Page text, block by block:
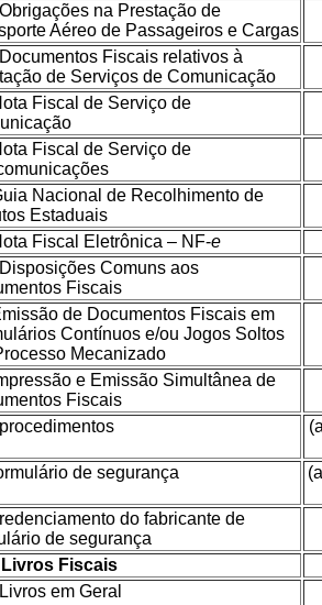
na Prestação de
Aéreo de Passageiros e Cargas
Fiscais relativos à
de Serviços de Comunicação
Fiscal de Serviço de
Fiscal de Serviço de
Nacional de Recolhimento de
Estaduais
Fiscal Eletrônica – NF-e
Comuns aos
Fiscais
de Documentos Fiscais em
Contínuos e/ou Jogos Soltos
Mecanizado
e Emissão Simultânea de
Fiscais
de segurança
do fabricante de
de segurança
Livros Fiscais
em Geral